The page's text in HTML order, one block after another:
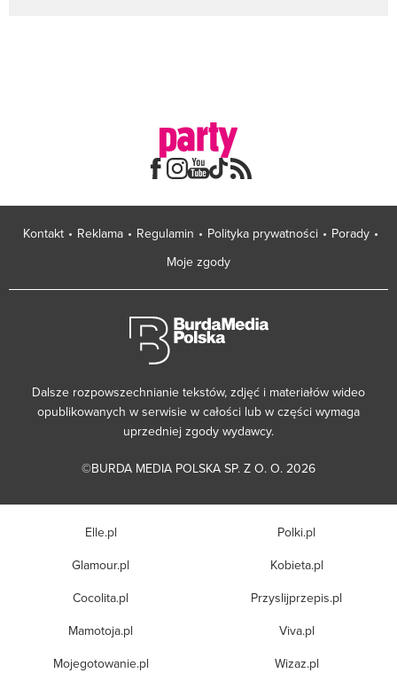
Kontakt Reklama Regulamin Polityka prywatności
Porady
Moje zgody
Dalsze rozpowszechnianie tekstów, zdjęć i materiałów wideo
opublikowanych w serwisie w całości lub w części wymaga
uprzedniej zgody wydawcy.
©BURDA MEDIA POLSKA SP. Z O. O. 2026
Elle.pl
Glamour.pl
Cocolita.pl
Mamotoja.pl
Mojegotowanie.pl
Polki.pl
Kobieta.pl
Przyslijprzepis.pl
Viva.pl
Wizaz.pl